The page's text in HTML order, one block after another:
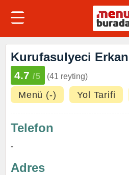
Kurufasulyeci
4.7 /5 (41 reyting)
Menü (-) Yol Tarifi
Telefon
-
Adres